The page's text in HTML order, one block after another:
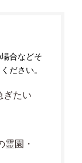
合などそ
ださい。
ぎたい
霊園・